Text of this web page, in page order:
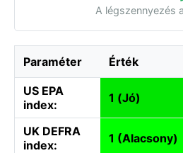
A légszennyezés
Paraméter Érték
US EPA
index:
1 (Jó)
UK DEFRA
index:
1 (Alacsony)